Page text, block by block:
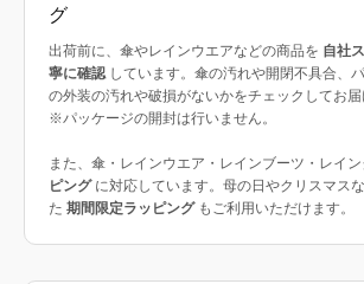
グ
出荷前に、傘やレインウエアなどの商品を 自社
寧に確認しています。傘の汚れや開閉不具合、
の外装の汚れや破損がないかをチェックしてお届
※パッケージの開封は行いません。
また、傘・レインウエア・レインブーツ・レイ
ピングに対応しています。母の日やクリスマス
た 期間限定ラッピングもご利用いただけます。